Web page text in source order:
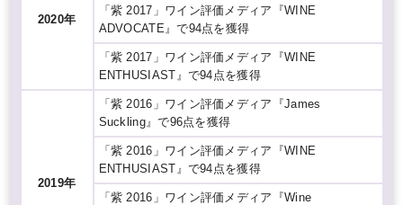
2020年
「紫 2017」ワイン評価メディア『WINE
ADVOCATE』で94点を獲得
「紫 2017」ワイン評価メディア『WINE
ENTHUSIAST』で94点を獲得
2019年
「紫 2016」ワイン評価メディア『James
Suckling』で96点を獲得
「紫 2016」ワイン評価メディア『WINE
ENTHUSIAST』で94点を獲得
「紫 2016」ワイン評価メディア『Wine